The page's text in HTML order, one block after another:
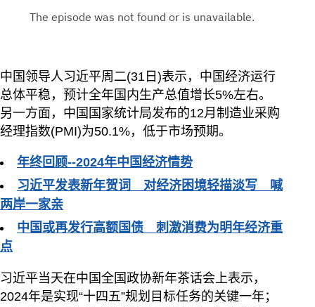
中国领导人习近平周二(31日)表示，中国经济运行
总体平稳，预计全年国内生产总值增长5%左右。
另一方面，中国国家统计局发布的12月制造业采购
经理指数(PMI)为50.1%，低于市场预期。
年终回顾--2024年中国经济情势
习近平发表新年贺词 对经济困境轻描淡写 喊
两岸一家亲
中国或再发行高额国债 刺激消费为明年经济重
点
习近平当天在中国全国政协新年茶话会上表示，
2024年是实现“十四五”规划目标任务的关键一年；